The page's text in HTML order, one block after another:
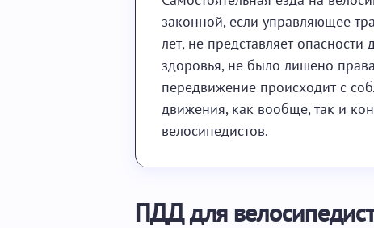
законной, если управляющее
лет, не представляет
здоровья, не было лишено
передвижение происходит с
движения, как вообще, так и
велосипедистов.
ПДД для